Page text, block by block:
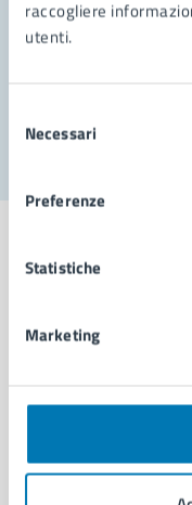
raccogliere
utenti.
delNecessari
Preferenze
Statistiche
Marketing
Prenota
Municipalità